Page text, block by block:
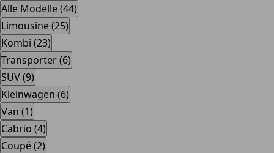
Alle Modelle (44)
Limousine (25)
Kombi (23)
Transporter (6)
SUV (9)
Kleinwagen (6)
Van (1)
Cabrio (4)
Coupé (2)